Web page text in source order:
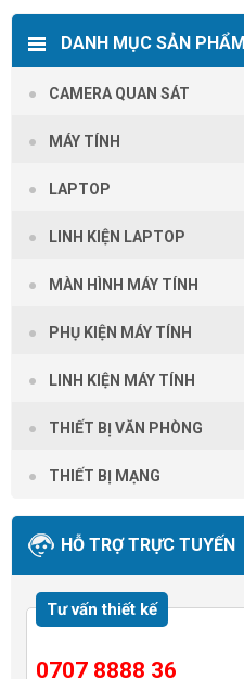
DANH MỤC SẢN PHẨM
CAMERA QUAN SÁT
MÁY TÍNH
LAPTOP
LINH KIỆN LAPTOP
MÀN HÌNH MÁY TÍNH
PHỤ KIỆN MÁY TÍNH
LINH KIỆN MÁY TÍNH
THIẾT BỊ VĂN PHÒNG
THIẾT BỊ MẠNG
HỖ TRỢ TRỰC TUYẾN
Tư vấn thiết kế
0707 8888 36